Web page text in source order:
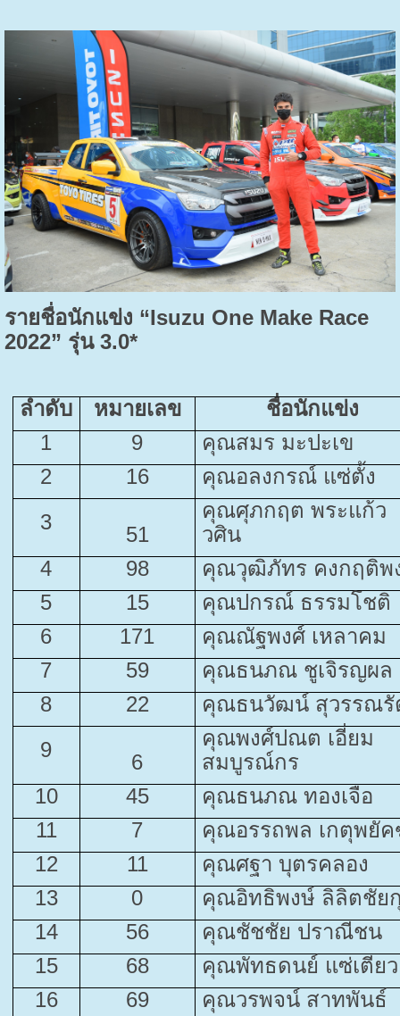
รายชื่อนักแข่ง “Isuzu One Make Race
2022” รุ่น 3.0*
ลำดับ หมายเลข
ชื่อนักแข่ง
1
9
คุณสมร มะปะเข
2
16
คุณอลงกรณ์ แซ่ตั้ง
3
51
คุณศุภกฤต พระแก้ว
วศิน
4
98
คุณวุฒิภัทร คงกฤติพ
5
15
คุณปกรณ์ ธรรมโชติ
6
171
คุณณัฐพงศ์ เหลาคม
7
59
คุณธนภณ ชูเจิรญผล
8
22
คุณธนวัฒน์ สุวรรณรั
9
6
คุณพงศ์ปณต เอี่ยม
สมบูรณ์กร
10
45
คุณธนภณ ทองเจือ
11
7
คุณอรรถพล เกตุพยั
12
11
คุณศฐา บุตรคลอง
13
0
คุณอิทธิพงษ์ ลิลิตชัย
14
56
คุณชัชชัย ปราณีชน
15
68
คุณพัทธดนย์ แซ่เตียว
16
69
คุณวรพจน์ สาทพันธ์